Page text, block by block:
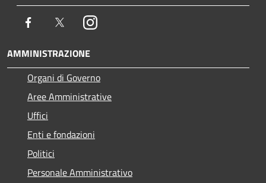
Facebook TwitterInstagram
AMMINISTRAZIONE
Organi di Governo
Aree Amministrative
Uffici
Enti e fondazioni
Politici
Personale Amministrativo